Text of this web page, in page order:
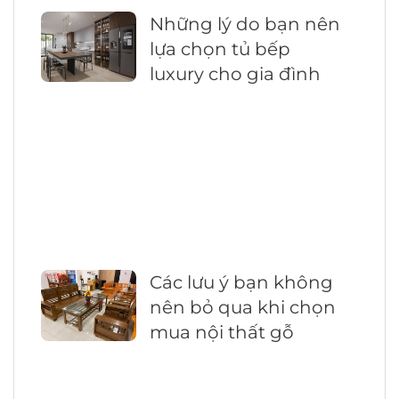
Những lý do bạn nên
lựa chọn tủ bếp
luxury cho gia đình
Các lưu ý bạn không
nên bỏ qua khi chọn
mua nội thất gỗ